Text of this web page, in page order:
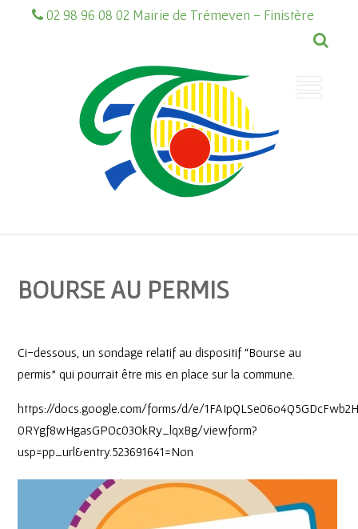
02 98 96 08 02 Mairie de Trémeven - Finistère
BOURSE AU PERMIS
Ci-dessous, un sondage relatif au dispositif “Bourse au
permis” qui pourrait être mis en place sur la commune.
https://docs.google.com/forms/d/e/
0RYgf8wHgasGPOc03OkRy_lqxBg/viewform?
usp=pp_url&entry.523691641=Non